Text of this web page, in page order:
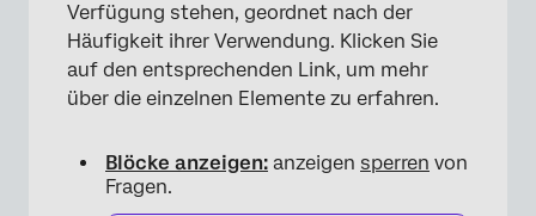
Verfügung stehen, geordnet nach der
Häufigkeit ihrer Verwendung. Klicken Sie
auf den entsprechenden Link, um mehr
über die einzelnen Elemente zu erfahren.
Blöcke anzeigen: anzeigen sperren von
Fragen.